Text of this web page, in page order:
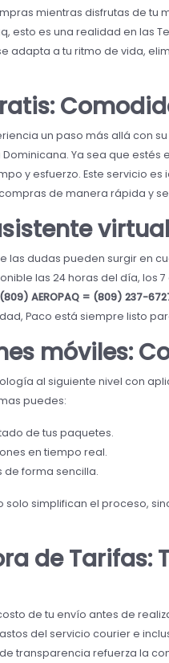
mientras disfrutas de tu
esto es una realidad en las
adapta a tu ritmo de vida,
un paso más allá con su
Ya sea que
y esfuerzo. Este servicio
de manera rápida y
las dudas pueden surgir en
las 24 horas del día, los
(809) AEROPAQ = (809) 237-
Paco está siempre listo
móviles:
al siguiente nivel con
puedes:
de tus paquetes.
en tiempo real.
de forma sencilla.
solo simplifican el proceso,
de Tarifas:
de tu envío antes de
del servicio courier e
transparencia refuerza la